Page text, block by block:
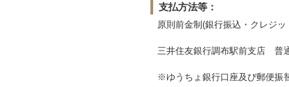
支払方法等：
原則前金制(銀行振込・クレジッ
三井住友銀行調布駅前支店
※ゆうちょ銀行口座及び郵便振